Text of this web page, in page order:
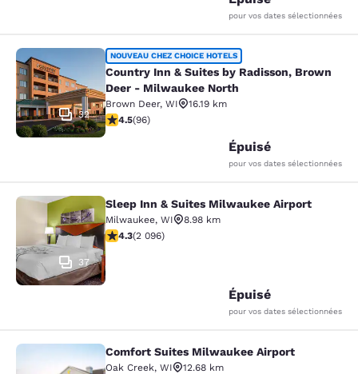
pour vos dates sélectionnées
Country Inn & Suites by Radisson,
32
NOUVEAU CHEZ CHOICE HOTELS
Country Inn & Suites by Radisson, Brown
Deer - Milwaukee North
Brown Deer, WI
16.19 km
4.45 étoiles. Excellent. 96 commentaires
4.5(96)
Épuisé
pour vos dates sélectionnées
Sleep Inn & Suites Milwaukee
37
Sleep Inn & Suites Milwaukee Airport
Milwaukee, WI
8.98 km
4.26 étoiles. Excellent. 2096 commentaires
4.3(2 096)
Épuisé
pour vos dates sélectionnées
Comfort Suites Milwaukee Airport
Comfort Suites Milwaukee Airport
Oak Creek, WI
12.68 km